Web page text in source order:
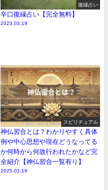
復縁占い
辛口復縁占い【完全無料】
2023.03.19
スピリチュアル
神仏習合とは？わかりやすく具体
例や中心思想や現在どうなってる
か何時から何故行われたかなど完
全紹介【神仏習合一覧有り】
2025.01.19